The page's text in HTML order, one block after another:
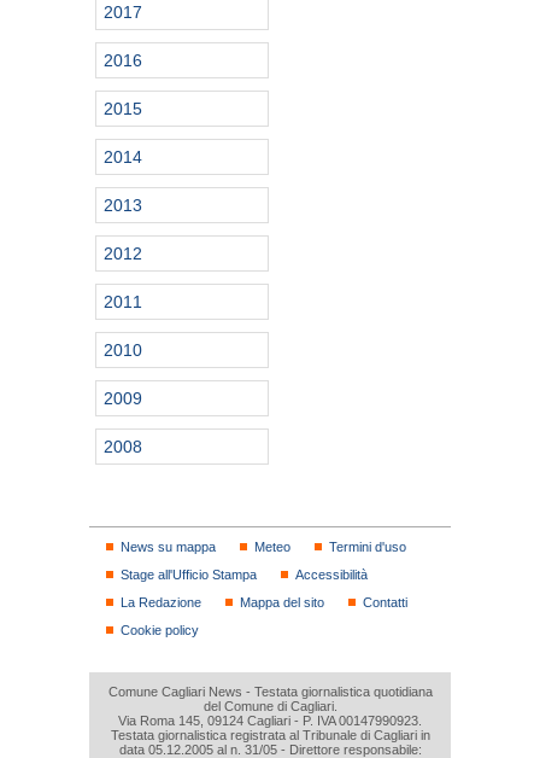
2017
2016
2015
2014
2013
2012
2011
2010
2009
2008
News su mappa Meteo
Termini d'uso
Stage all'Ufficio Stampa
Accessibilità
La Redazione
Mappa del sito
Contatti
Cookie policy
Comune Cagliari News - Testata giornalistica quotidiana
del Comune di Cagliari.
Via Roma 145, 09124 Cagliari - P. IVA 00147990923.
Testata giornalistica registrata al Tribunale di Cagliari in
data 05.12.2005 al n. 31/05 - Direttore responsabile: